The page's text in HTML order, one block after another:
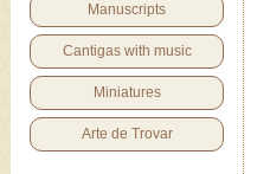
Manuscripts
Cantigas with music
Miniatures
Arte de Trovar